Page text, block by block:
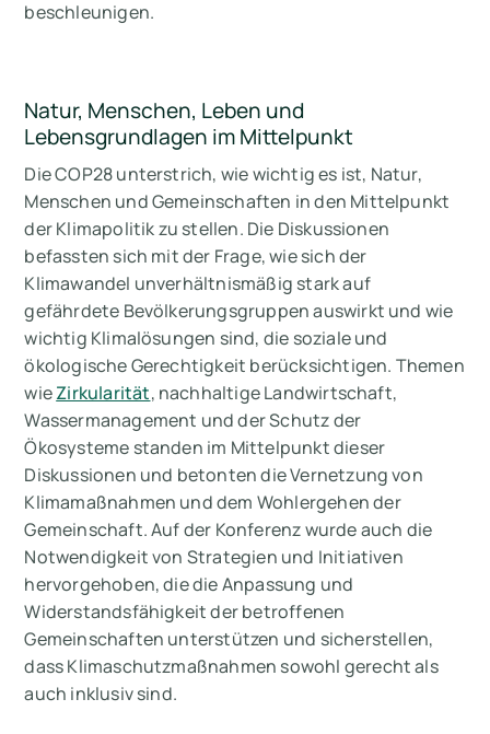
beschleunigen.
Natur, Menschen, Leben und
Lebensgrundlagen im Mittelpunkt
Die COP28 unterstrich, wie wichtig es ist, Natur,
Menschen und Gemeinschaften in den Mittelpunkt
der Klimapolitik zu stellen. Die Diskussionen
befassten sich mit der Frage, wie sich der
Klimawandel unverhältnismäßig stark auf
gefährdete Bevölkerungsgruppen auswirkt und wie
wichtig Klimalösungen sind, die soziale und
ökologische Gerechtigkeit berücksichtigen. Themen
wieZirkularität, nachhaltige Landwirtschaft,
Wassermanagement und der Schutz der
Ökosysteme standen im Mittelpunkt dieser
Diskussionen und betonten die Vernetzung von
Klimamaßnahmen und dem Wohlergehen der
Gemeinschaft. Auf der Konferenz wurde auch die
Notwendigkeit von Strategien und Initiativen
hervorgehoben, die die Anpassung und
Widerstandsfähigkeit der betroffenen
Gemeinschaften unterstützen und sicherstellen,
dass Klimaschutzmaßnahmen sowohl gerecht als
auch inklusiv sind.